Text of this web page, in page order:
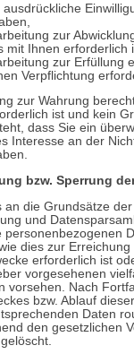
ausdrückliche
zur
mit Ihnen erforderlich
zur Erfüllung
Verpflichtung
zur Wahrung
ist und kein
dass Sie ein
Interesse an der
bzw. Sperrung
an die Grundsätze der
und
personenbezogenen
dies zur Erreichung
erforderlich ist
vorgesehenen
vorsehen. Nach
bzw. Ablauf
Daten
den gesetzlichen